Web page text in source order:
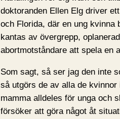
doktoranden Ellen Elg driver
och Florida, där en ung
kantas av övergrepp,
abortmotståndare att spela en
Som sagt, så ser jag den inte
så utgörs de av alla de
mamma alldeles för unga och
försöker att göra något åt